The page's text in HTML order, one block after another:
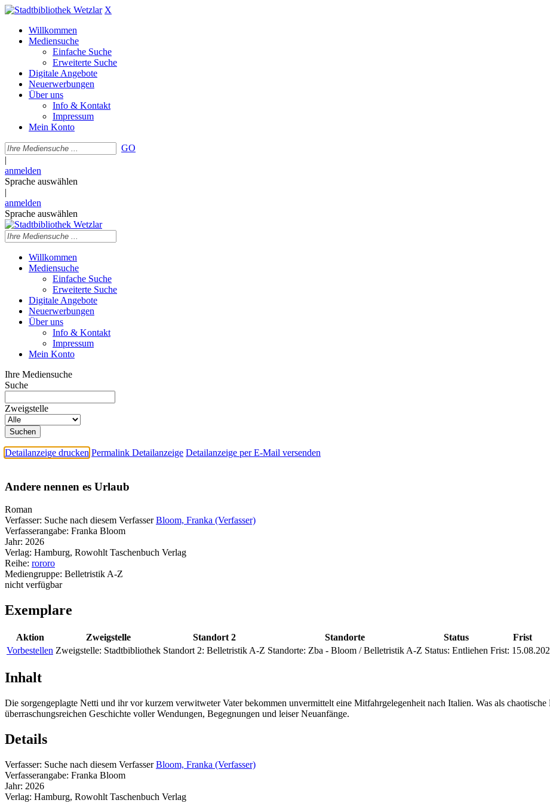
X
Willkommen
Mediensuche
Einfache Suche
Erweiterte Suche
Digitale Angebote
Neuerwerbungen
Über uns
Info & Kontakt
Impressum
Mein Konto
GO
|
anmelden
Sprache auswählen
|
anmelden
Sprache auswählen
Willkommen
Mediensuche
Einfache Suche
Erweiterte Suche
Digitale Angebote
Neuerwerbungen
Über uns
Info & Kontakt
Impressum
Mein Konto
Ihre Mediensuche
Suche
Zweigstelle
Detailanzeige drucken Permalink Detailanzeige Detailanzeige per E-Mail versenden
Andere nennen es Urlaub
Roman
Verfasser: Suche nach diesem Verfasser Bloom, Franka (Verfasser)
Verfasserangabe: Franka Bloom
Jahr: 2026
Verlag: Hamburg, Rowohlt Taschenbuch Verlag
Reihe: rororo
Mediengruppe: Belletristik A-Z
nicht verfügbar
Exemplare
Aktion Zweigstelle Standort 2 Standorte Status Frist
Vorbestellen Zweigstelle: Stadtbibliothek Standort 2: Belletristik A-Z Standorte: Zba - Bloom / Belletristik A-Z Status: Entliehen Frist:
Inhalt
Die sorgengeplagte Netti und ihr vor kurzem verwitweter Vater bekommen unvermittelt eine Mitfahrgelegenheit nach Italien. Was als
überraschungsreichen Geschichte voller Wendungen, Begegnungen und leiser Neuanfänge.
Details
Verfasser: Suche nach diesem Verfasser Bloom, Franka (Verfasser)
Verfasserangabe: Franka Bloom
Jahr: 2026
Verlag: Hamburg, Rowohlt Taschenbuch Verlag